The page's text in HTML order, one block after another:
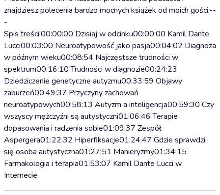
znajdziesz polecenia bardzo mocnych książek od moich gości.--
-
Spis treści:00:00:00 Dzisiaj w odcinku00:00:00 Kamil Dante
Lucci00:03:00 Neuroatypowość jako pasja00:04:02 Diagnoza
w późnym wieku00:08:54 Najczęstsze trudności w
spektrum00:16:10 Trudności w diagnozie00:24:23
Dziedziczenie genetyczne autyzmu00:33:59 Objawy
zaburzeń00:49:37 Przyczyny zachowań
neuroatypowych00:58:13 Autyzm a inteligencja00:59:30 Czy
wszyscy mężczyźni są autystyczni01:06:46 Terapie
dopasowania i radzenia sobie01:09:37 Zespół
Aspergera01:22:32 Hiperfiksacje01:24:47 Gdzie sprawdzi
się osoba autystyczna01:27:51 Manieryzmy01:34:15
Farmakologia i terapia01:53:07 Kamil Dante Lucci w
Internecie